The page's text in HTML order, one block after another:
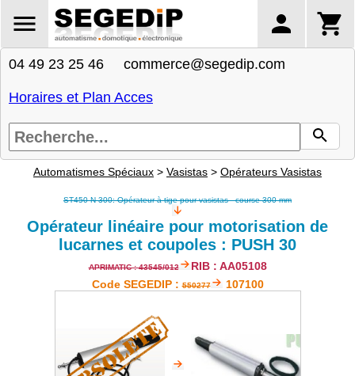
04 49 23 25 46 commerce@segedip.com
Horaires et Plan Acces
Automatismes Spéciaux > Vasistas > Opérateurs Vasistas
ST450 N 300: Opérateur à tige pour vasistas - course 300 mm
Opérateur linéaire pour motorisation de
lucarnes et coupoles : PUSH 30
APRIMATIC : 43545/012
RIB : AA05108
Code SEGEDIP :550277 107100